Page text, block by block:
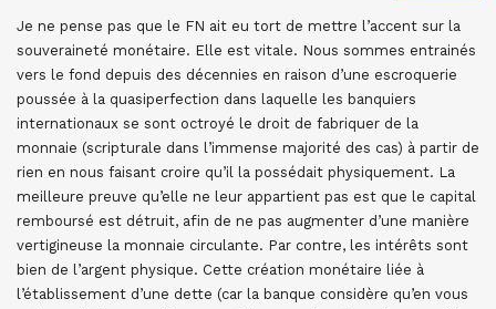
Je ne pense pas que le FN ait eu tort de mettre l’accent sur la
souveraineté monétaire. Elle est vitale. Nous sommes entrainés
vers le fond depuis des décennies en raison d’une escroquerie
poussée à la quasiperfection dans laquelle les banquiers
internationaux se sont octroyé le droit de fabriquer de la
monnaie (scripturale dans l’immense majorité des cas) à partir de
rien en nous faisant croire qu’il la possédait physiquement. La
meilleure preuve qu’elle ne leur appartient pas est que le capital
remboursé est détruit, afin de ne pas augmenter d’une manière
vertigineuse la monnaie circulante. Par contre, les intérêts sont
bien de l’argent physique. Cette création monétaire liée à
l’établissement d’une dette (car la banque considère qu’en vous